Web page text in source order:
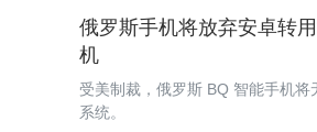
俄罗斯手机将放弃安卓转
机
受美制裁，俄罗斯 BQ 智能手机
系统。